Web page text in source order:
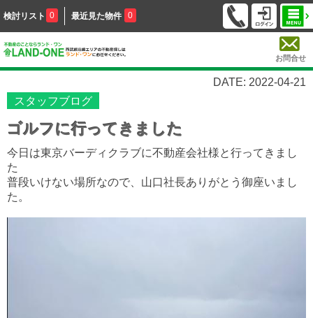
検討リスト 0 最近見た物件 0
お問合せ
DATE: 2022-04-21
スタッフブログ
ゴルフに行ってきました
今日は東京バーディクラブに不動産会社様と行ってきまし
た
普段いけない場所なので、山口社長ありがとう御座いまし
た。